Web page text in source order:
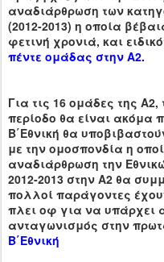
αναδιάρθρωση των
(2012-2013) η οποία
φετινή χρονιά, και
πέντε ομάδας στην Α2.
Για τις 16 ομάδες της
περίοδο θα είναι ακόμα
Β΄Εθνική θα
με την ομοσπονδία η
αναδιάρθρωση την
2012-2013 στην Α2 θα
πολλοί παράγοντες
πλει οφ για να υπάρχει
ανταγωνισμός στην
Β΄Εθνική